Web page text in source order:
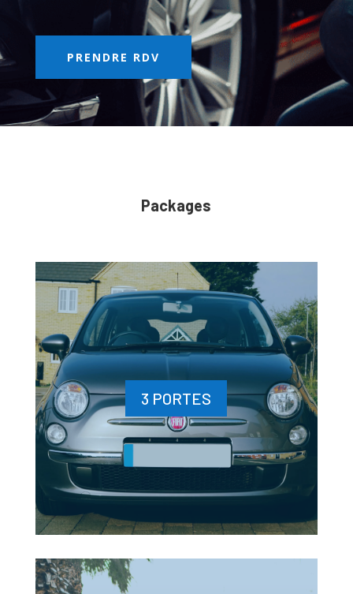
PRENDRE RDV
Packages
3 PORTES